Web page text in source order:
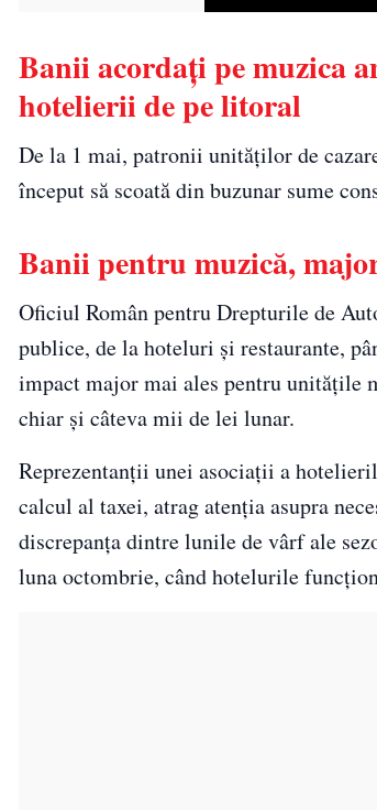
Banii acordați pe muzica
hotelierii de pe litoral
De la 1 mai, patronii unităților de
început să scoată din buzunar sume
Banii pentru muzică,
Oficiul Român pentru Drepturile de
publice, de la hoteluri și restaurante,
impact major mai ales pentru unitățile
chiar și câteva mii de lei lunar.
Reprezentanții unei asociații a
calcul al taxei, atrag atenția asupra
discrepanța dintre lunile de vârf ale
luna octombrie, când hotelurile